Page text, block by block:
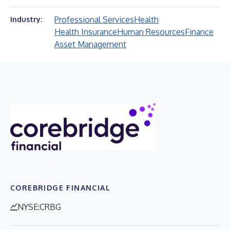
Industry: Professional ServicesHealth
Health InsuranceHuman ResourcesFinance
Asset Management
COREBRIDGE FINANCIAL
NYSE:CRBG